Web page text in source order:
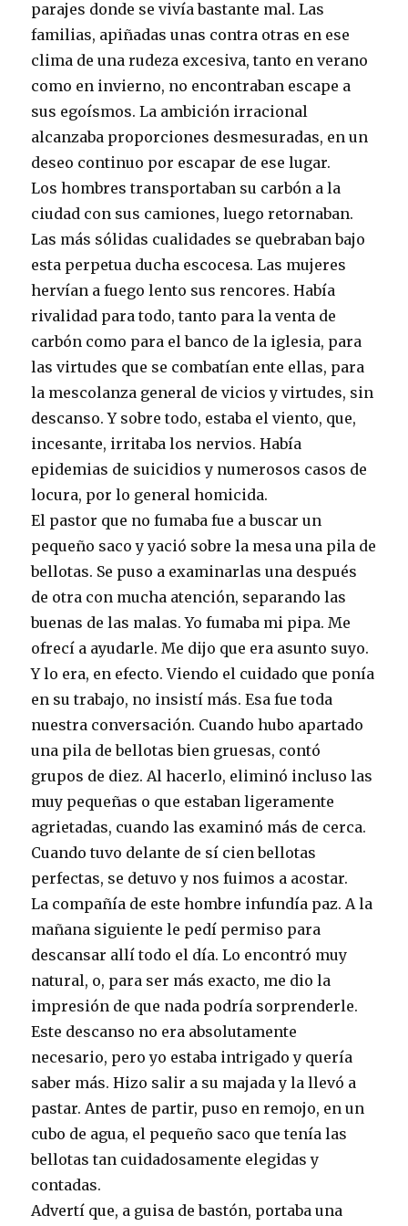
parajes donde se vivía bastante mal. Las
familias, apiñadas unas contra otras en ese
clima de una rudeza excesiva, tanto en verano
como en invierno, no encontraban escape a
sus egoísmos. La ambición irracional
alcanzaba proporciones desmesuradas, en un
deseo continuo por escapar de ese lugar.
Los hombres transportaban su carbón a la
ciudad con sus camiones, luego retornaban.
Las más sólidas cualidades se quebraban bajo
esta perpetua ducha escocesa. Las mujeres
hervían a fuego lento sus rencores. Había
rivalidad para todo, tanto para la venta de
carbón como para el banco de la iglesia, para
las virtudes que se combatían ente ellas, para
la mescolanza general de vicios y virtudes, sin
descanso. Y sobre todo, estaba el viento, que,
incesante, irritaba los nervios. Había
epidemias de suicidios y numerosos casos de
locura, por lo general homicida.
El pastor que no fumaba fue a buscar un
pequeño saco y yació sobre la mesa una pila de
bellotas. Se puso a examinarlas una después
de otra con mucha atención, separando las
buenas de las malas. Yo fumaba mi pipa. Me
ofrecí a ayudarle. Me dijo que era asunto suyo.
Y lo era, en efecto. Viendo el cuidado que ponía
en su trabajo, no insistí más. Esa fue toda
nuestra conversación. Cuando hubo apartado
una pila de bellotas bien gruesas, contó
grupos de diez. Al hacerlo, eliminó incluso las
muy pequeñas o que estaban ligeramente
agrietadas, cuando las examinó más de cerca.
Cuando tuvo delante de sí cien bellotas
perfectas, se detuvo y nos fuimos a acostar.
La compañía de este hombre infundía paz. A la
mañana siguiente le pedí permiso para
descansar allí todo el día. Lo encontró muy
natural, o, para ser más exacto, me dio la
impresión de que nada podría sorprenderle.
Este descanso no era absolutamente
necesario, pero yo estaba intrigado y quería
saber más. Hizo salir a su majada y la llevó a
pastar. Antes de partir, puso en remojo, en un
cubo de agua, el pequeño saco que tenía las
bellotas tan cuidadosamente elegidas y
contadas.
Advertí que, a guisa de bastón, portaba una